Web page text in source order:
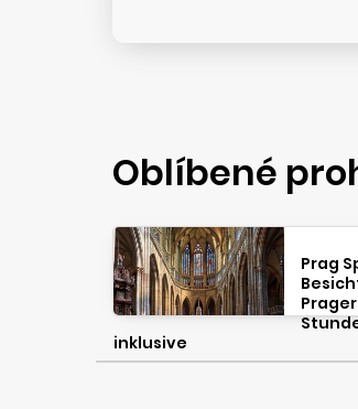
Oblíbené
Prag
Prager
inklusive